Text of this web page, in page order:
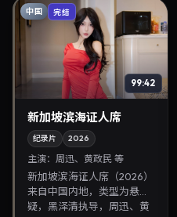
中国 完结
99:42
新加坡滨海证人席
纪录片 2026
主演： 周迅、黄政民 等
新加坡滨海证人席（2026）
来自中国内地，类型为悬
疑，黑泽清执导，周迅、黄